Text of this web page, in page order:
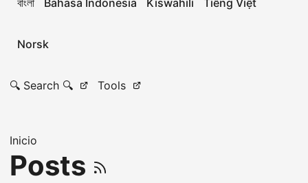
বাংলা Bahasa Indonesia Kiswahili Tiếng Việt
Norsk
🔍 Search 🔍 Tools
Inicio
Posts